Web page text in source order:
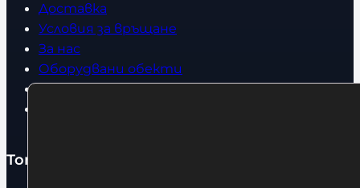
Доставка
Условия за връщане
За нас
Оборудвани обекти
Контакти
Топ категории